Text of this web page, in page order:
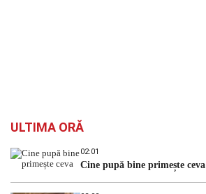
ULTIMA ORĂ
02:01
Cine pupă bine primește ceva